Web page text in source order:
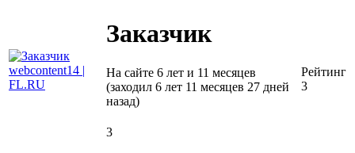
Заказчик
На сайте 6 лет и 11 месяцев
(заходил 6 лет 11 месяцев 27 дней
назад)
3
Рейтинг
3